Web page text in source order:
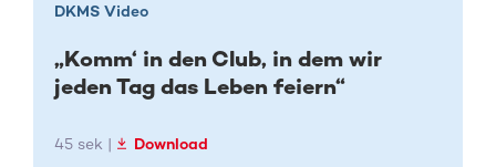
DKMS Video
„Komm‘ in den Club, in dem wir
jeden Tag das Leben feiern“
45 sek | Download